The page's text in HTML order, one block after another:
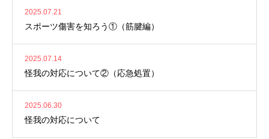
2025.07.21
スポーツ傷害を知ろう①（筋腱編）
2025.07.14
怪我の対応について②（応急処置）
2025.06.30
怪我の対応について